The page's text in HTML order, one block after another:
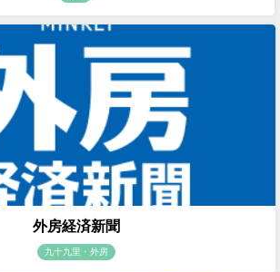
外房経済新聞
九十九里・外房